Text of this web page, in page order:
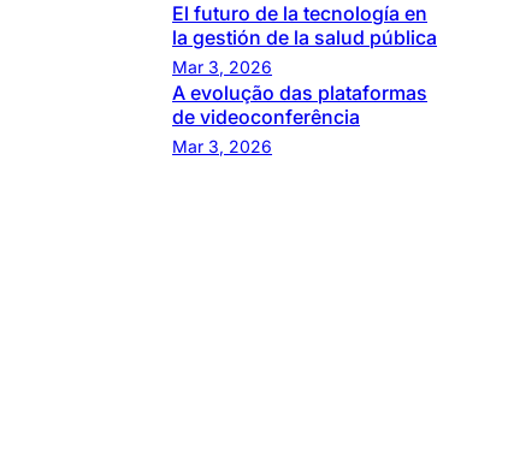
El futuro de la tecnología en
la gestión de la salud pública
Mar 3, 2026
A evolução das plataformas
de videoconferência
Mar 3, 2026